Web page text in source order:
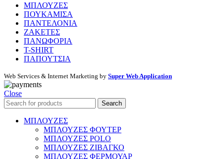
ΜΠΛΟΥΖΕΣ
ΠΟΥΚΑΜΙΣΑ
ΠΑΝΤΕΛΟΝΙΑ
ΖΑΚΕΤΕΣ
ΠΑΝΩΦΟΡΙΑ
T-SHIRT
ΠΑΠΟΥΤΣΙΑ
Web Services & Internet Marketing by Super Web Application
Close
Search
ΜΠΛΟΥΖΕΣ
ΜΠΛΟΥΖΕΣ ΦΟΥΤΕΡ
ΜΠΛΟΥΖΕΣ POLO
ΜΠΛΟΥΖΕΣ ΖΙΒΑΓΚΟ
ΜΠΛΟΥΖΕΣ ΦΕΡΜΟΥΑΡ